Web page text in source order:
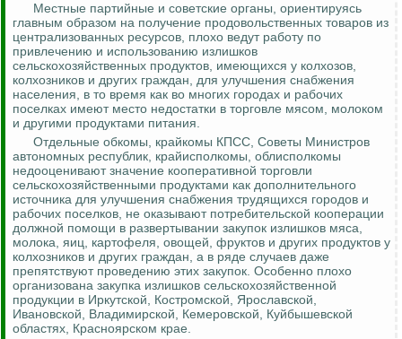
Местные партийные и советские органы, ориентируясь
главным образом на получение продовольственных товаров из
централизованных ресурсов, плохо ведут работу по
привлечению и использованию излишков
сельскохозяйственных продуктов, имеющихся у колхозов,
колхозников и других граждан, для улучшения снабжения
населения, в то время как во многих городах и рабочих
поселках имеют место недостатки в торговле мясом, молоком
и другими продуктами питания.
Отдельные обкомы, крайкомы КПСС, Советы Министров
автономных республик, крайисполкомы, облисполкомы
недооценивают значение кооперативной торговли
сельскохозяйственными продуктами как дополнительного
источника для улучшения снабжения трудящихся городов и
рабочих поселков, не оказывают потребительской кооперации
должной помощи в развертывании закупок излишков мяса,
молока, яиц, картофеля, овощей, фруктов и других продуктов у
колхозников и других граждан, а в ряде случаев даже
препятствуют проведению этих закупок. Особенно плохо
организована закупка излишков сельскохозяйственной
продукции в Иркутской, Костромской, Ярославской,
Ивановской, Владимирской, Кемеровской, Куйбышевской
областях, Красноярском крае.